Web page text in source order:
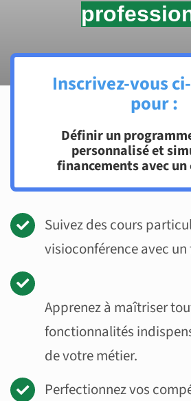
Inscrivez-vous
pour :
Définir un
personnalisé et
financements avec
Suivez des cours
visioconférence avec
Apprenez à maîtriser
fonctionnalités
de votre métier.
Perfectionnez vos